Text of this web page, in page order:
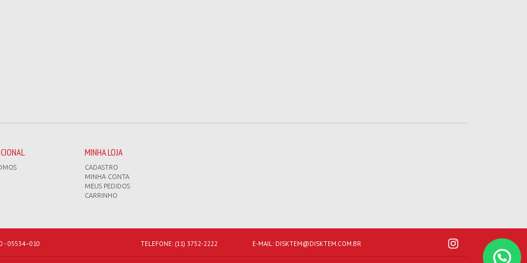
MINHA LOJA
CADASTRO
MINHA CONTA
MEUS PEDIDOS
CARRINHO
- 05534–010 TELEFONE: (11) 3752-2222 E-MAIL: DISKTEM@DISKTEM.COM.BR